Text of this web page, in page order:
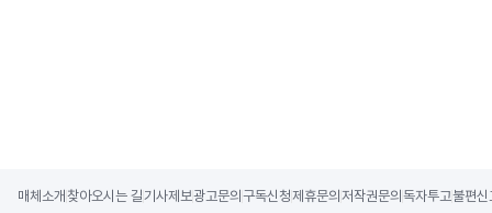
매체소개 찾아오시는 길기사제보광고문의 구독신청제휴문의 저작권문의 독자투고불편신